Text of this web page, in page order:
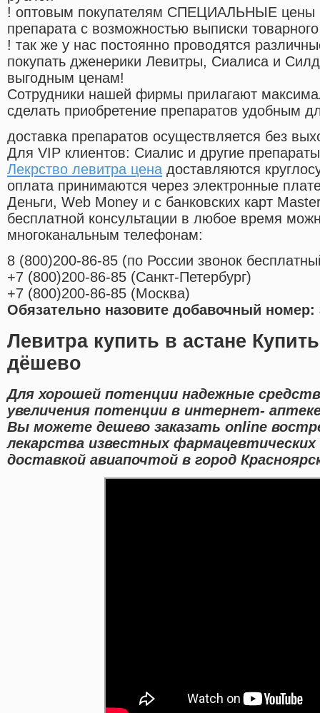
! оптовым покупателям СПЕЦИАЛЬНЫЕ цены
препарата с возможностью выписки
! так же у нас постоянно проводятся
покупать дженерики Левитры, Сиалиса и
выгодным ценам!
Cотрудники нашей фирмы прилагают
сделать приобретение препаратов удобным
доставка препаратов осуществляется без
Для VIP клиентов: Сиалис и другие
Лекрство левитра цена доставляются
оплата принимаются через электронные
Деньги, Web Money и с банковских карт
бесплатной консультации в любое время
многоканальным телефонам:
8 (800)200-86-85 (по России звонок
+7 (800)200-86-85 (Санкт-Петербург)
+7 (800)200-86-85 (Москва)
Обязательно назовите добавочный номер:
Левитра купить в астане
дёшево
Для хорошей потенции надежные
увеличения потенции в интернет-
Вы можете дешево заказать online
лекарства известных фармацевтических
доставкой авиапочтой в город